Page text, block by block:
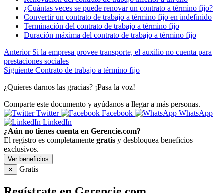
¿Cuántas veces se puede renovar un contrato a término fijo?
Convertir un contrato de trabajo a término fijo en indefinido
Terminación del contrato de trabajo a término fijo
Duración máxima del contrato de trabajo a término fijo
Anterior Si la empresa provee transporte, el auxilio no cuenta para
prestaciones sociales
Siguiente Contrato de trabajo a término fijo
¿Quieres darnos las gracias? ¡Pasa la voz!
Comparte este documento y ayúdanos a llegar a más personas.
Twitter
Facebook
WhatsApp
LinkedIn
¿Aún no tienes cuenta en Gerencie.com?
El registro es completamente gratis y desbloquea beneficios
exclusivos.
Ver beneficios
✕
Gratis